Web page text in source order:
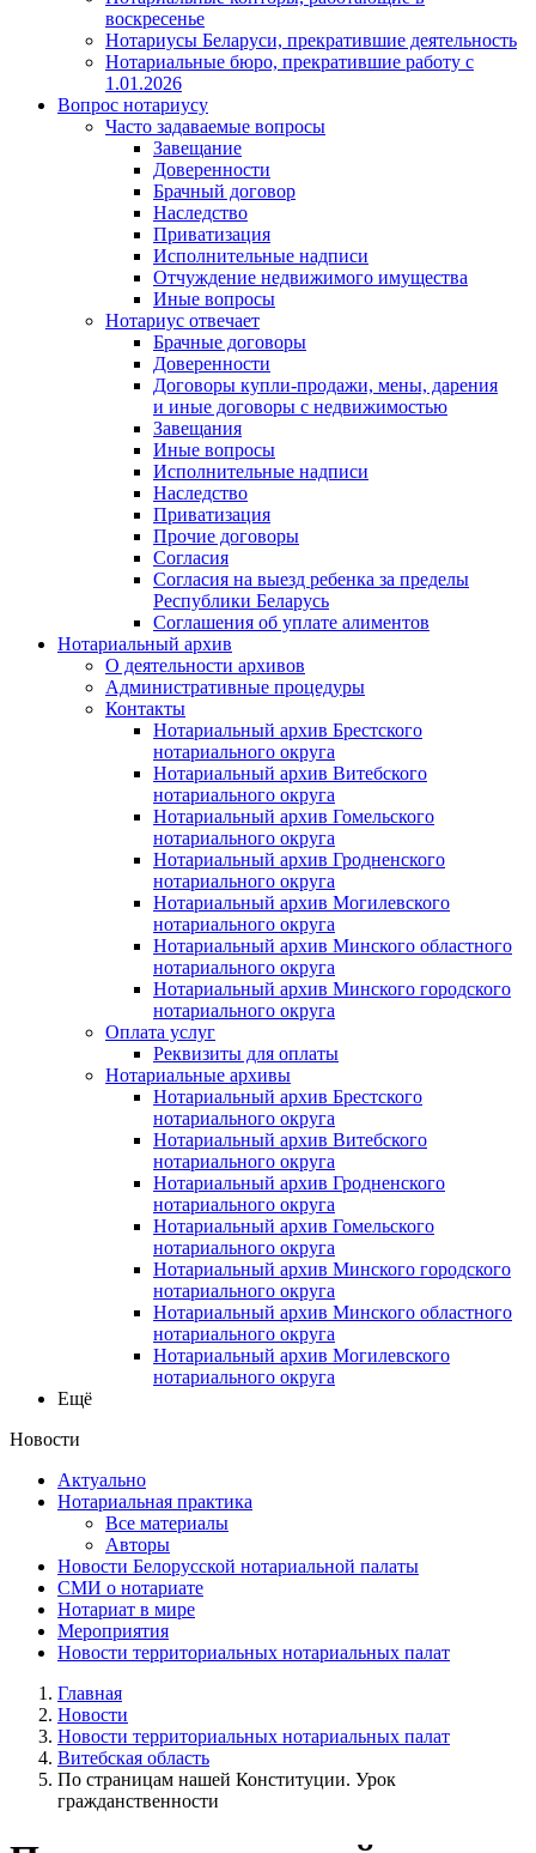
воскресенье
Нотариусы Беларуси, прекратившие деятельность
Нотариальные бюро, прекратившие работу с
1.01.2026
Вопрос нотариусу
Часто задаваемые вопросы
Завещание
Доверенности
Брачный договор
Наследство
Приватизация
Исполнительные надписи
Отчуждение недвижимого имущества
Иные вопросы
Нотариус отвечает
Брачные договоры
Доверенности
Договоры купли-продажи, мены, дарения
и иные договоры с недвижимостью
Завещания
Иные вопросы
Исполнительные надписи
Наследство
Приватизация
Прочие договоры
Согласия
Согласия на выезд ребенка за пределы
Республики Беларусь
Соглашения об уплате алиментов
Нотариальный архив
О деятельности архивов
Административные процедуры
Контакты
Нотариальный архив Брестского
нотариального округа
Нотариальный архив Витебского
нотариального округа
Нотариальный архив Гомельского
нотариального округа
Нотариальный архив Гродненского
нотариального округа
Нотариальный архив Могилевского
нотариального округа
Нотариальный архив Минского областного
нотариального округа
Нотариальный архив Минского городского
нотариального округа
Оплата услуг
Реквизиты для оплаты
Нотариальные архивы
Нотариальный архив Брестского
нотариального округа
Нотариальный архив Витебского
нотариального округа
Нотариальный архив Гродненского
нотариального округа
Нотариальный архив Гомельского
нотариального округа
Нотариальный архив Минского городского
нотариального округа
Нотариальный архив Минского областного
нотариального округа
Нотариальный архив Могилевского
нотариального округа
Ещё
Новости
Актуально
Нотариальная практика
Все материалы
Авторы
Новости Белорусской нотариальной палаты
СМИ о нотариате
Нотариат в мире
Мероприятия
Новости территориальных нотариальных палат
Главная
Новости
Новости территориальных нотариальных палат
Витебская область
По страницам нашей Конституции. Урок
гражданственности